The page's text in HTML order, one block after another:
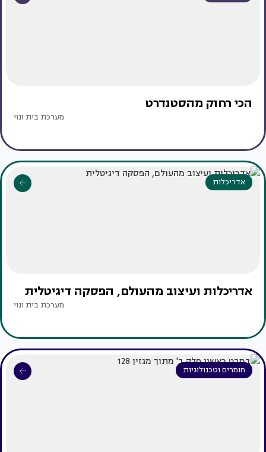
הכי רחוק מהסטנדרט
מערכת בית ונוי
אדריכלות
אדריכלות ועיצוב מהעולם, הפסקה דיגיטלית
מערכת בית ונוי
חומרים וטכנולוגיות